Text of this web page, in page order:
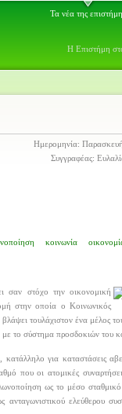
Τα νέα της
Η Επιστήμη
Ημερομηνία:
Συγγραφέας:
κοινωνία
σαν στόχο την οικονομική
στην οποία ο Κοινωνικός
τουλάχιστον ένα μέλος
το σύστημα προσδοκιών του
για καταστάσεις
που οι ατομικές
ως το μέσο
ελεύθερου